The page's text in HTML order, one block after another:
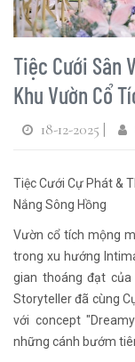
Tiệc Cưới Sân
Khu Vườn Cổ
18-12-2025 |
Tiệc Cưới Cự Phát &
Nắng Sông Hồng
Vườn cổ tích mộng
trong xu hướng
gian thoáng đạt của
Storyteller đã cùng
với concept
những cánh bướm